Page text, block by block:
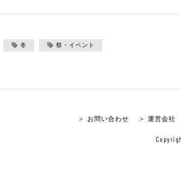
冬 祭・イベント
＞ お問い合わせ ＞ 運営会社